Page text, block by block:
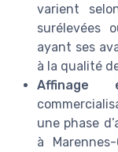
varient
surélevées
ayant ses
à la qualité
Affinage
une phase
à